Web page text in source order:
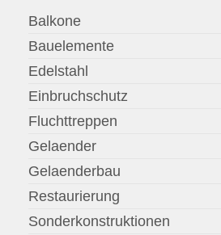
Balkone
Bauelemente
Edelstahl
Einbruchschutz
Fluchttreppen
Gelaender
Gelaenderbau
Restaurierung
Sonderkonstruktionen